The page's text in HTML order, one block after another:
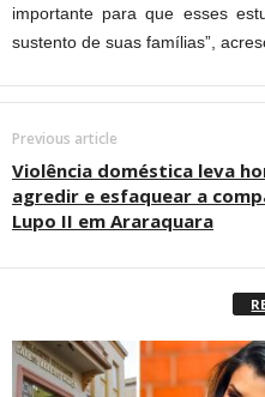
importante para que esses
sustento de suas famílias”,
Previous article
Violência doméstica leva
agredir e esfaquear a
Lupo II em Araraquara